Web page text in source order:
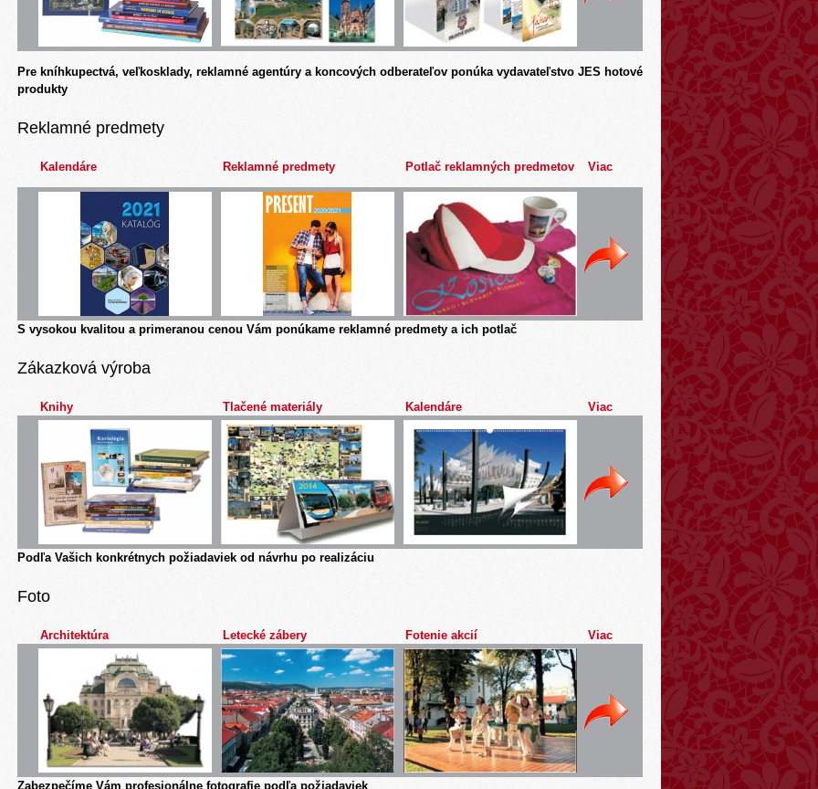
Pre kníhkupectvá, veľkosklady, reklamné agentúry a koncových odberateľov ponúka vydavateľstvo JES hotové
produkty
Reklamné predmety
Kalendáre Reklamné predmety Potlač reklamných predmetov Viac
S vysokou kvalitou a primeranou cenou Vám ponúkame reklamné predmety a ich potlač
Zákazková výroba
Knihy Tlačené materiály Kalendáre Viac
Podľa Vašich konkrétnych požiadaviek od návrhu po realizáciu
Foto
Architektúra Letecké zábery Fotenie akcií Viac
Zabezpečíme Vám profesionálne fotografie podľa požiadaviek